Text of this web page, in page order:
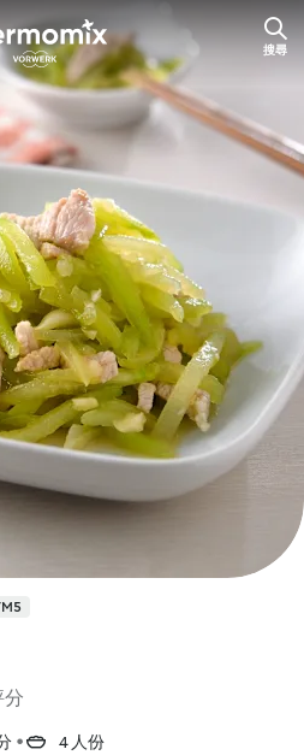
搜尋
分
4 人份